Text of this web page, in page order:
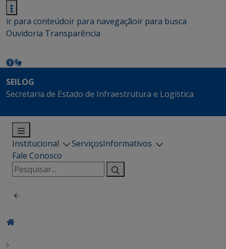
ir para conteúdoir para navegaçãoir para busca
Ouvidoria Transparência
SEILOG
Secretaria de Estado de Infraestrutura e Logística
Institucional ServiçosInformativos
Fale Conosco
Pesquisar
por: